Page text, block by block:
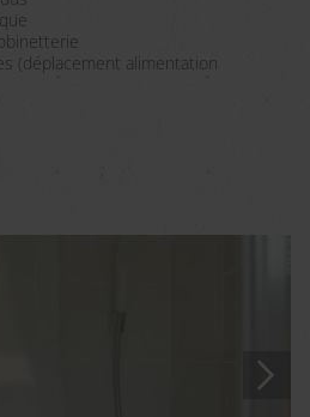
(déplacement alimentation